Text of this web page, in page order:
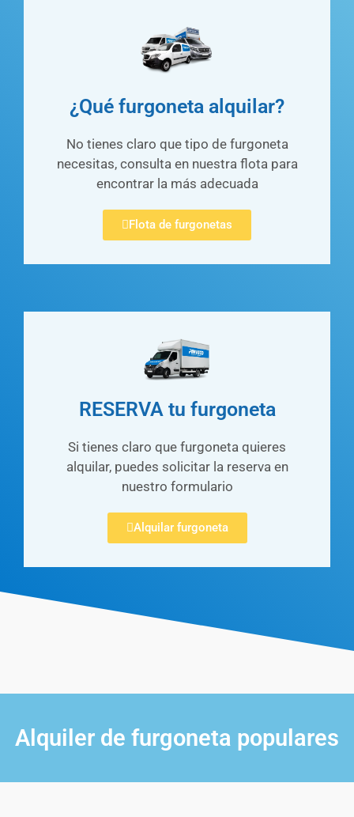
¿Qué furgoneta alquilar?
No tienes claro que tipo de furgoneta
necesitas, consulta en nuestra flota para
encontrar la más adecuada
Flota de furgonetas
RESERVA tu furgoneta
Si tienes claro que furgoneta quieres
alquilar, puedes solicitar la reserva en
nuestro formulario
Alquilar furgoneta
Alquiler de furgoneta populares